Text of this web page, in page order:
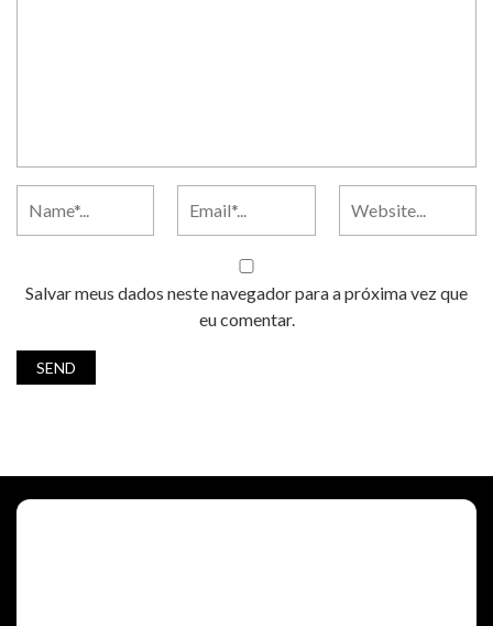
Salvar meus dados neste navegador para a próxima vez que
eu comentar.